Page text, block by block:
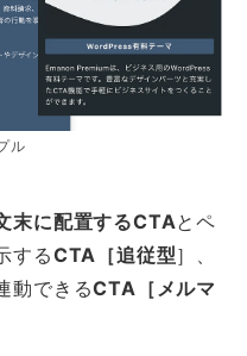
ル
末に配置するCTAとペ
するCTA［追従型］、
動できるCTA［メルマ